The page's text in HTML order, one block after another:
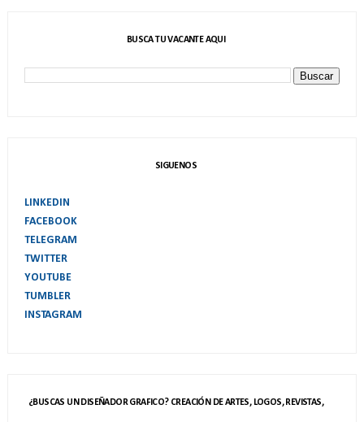
BUSCA TU VACANTE AQUI
SIGUENOS
LINKEDIN
FACEBOOK
TELEGRAM
TWITTER
YOUTUBE
TUMBLER
INSTAGRAM
¿BUSCAS UN DISEÑADOR GRAFICO? CREACIÓN DE ARTES, LOGOS, REVISTAS,